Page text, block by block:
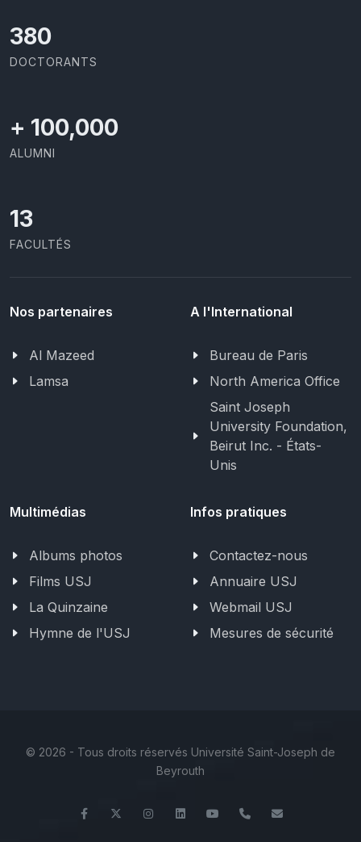
403
DOCTORANTS
+ 100,000
ALUMNI
13
FACULTÉS
Nos partenaires
Al Mazeed
Lamsa
A l'International
Bureau de Paris
North America Office
Saint Joseph
University Foundation,
Beirut Inc. - États-
Unis
Multimédias
Albums photos
Films USJ
La Quinzaine
Hymne de l'USJ
Infos pratiques
Contactez-nous
Annuaire USJ
Webmail USJ
Mesures de sécurité
© 2026 - Tous droits réservés Université Saint-Joseph de
Beyrouth
FacebookTwitter InstagramLinkedInYouTube+961 (1) 421 235